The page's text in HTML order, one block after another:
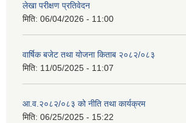
लेखा परीक्षण प्रतिवेदन
मिति: 06/04/2026 - 11:00
वार्षिक बजेट तथा योजना किताब २०८२/०८३
मिति: 11/05/2025 - 11:07
आ.व.२०८२/०८३ को नीति तथा कार्यक्रम
मिति: 06/25/2025 - 15:22